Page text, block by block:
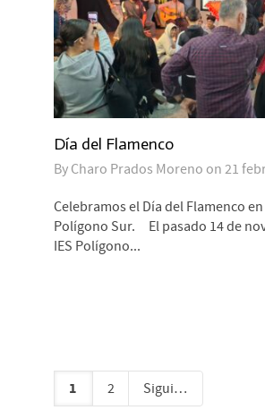
Día del Flamenco
By Charo Prados Moreno on 21
Celebramos el Día del Flamenco en
Polígono Sur. El pasado 14 de
IES Polígono...
1 2 Siguiente